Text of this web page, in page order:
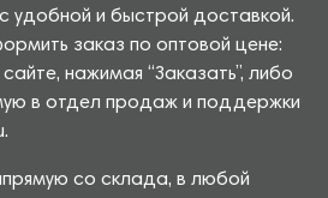
удобной и быстрой доставкой.
заказ по оптовой цене:
нажимая “Заказать”, либо
в отдел продаж и поддержки
со склада, в любой